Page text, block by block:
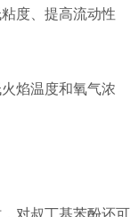
度、提高流动性
焰温度和氧气浓
对叔丁基苯酚还可